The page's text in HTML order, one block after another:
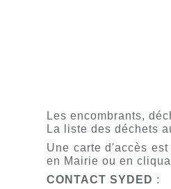
Les encombrants,
La liste des déchets
Une carte d'accès
en Mairie ou en
CONTACT SYDED :